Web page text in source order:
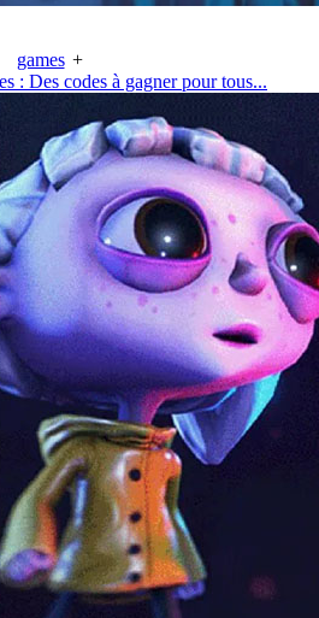
games +
: Des codes à gagner pour tous...